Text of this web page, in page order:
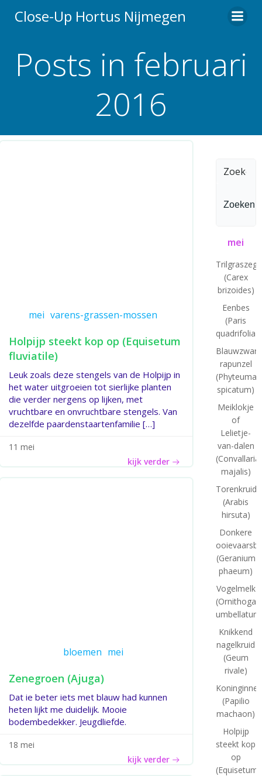
naar
Close-Up Hortus Nijmegen
Posts in februari
2016
mei varens-grassen-mossen
Holpijp steekt kop op (Equisetum
fluviatile)
Leuk zoals deze stengels van de Holpijp in
het water uitgroeien tot sierlijke planten
die verder nergens op lijken, met
vruchtbare en onvruchtbare stengels. Van
dezelfde paardenstaartenfamilie […]
11 mei
kijk verder
bloemen mei
Zenegroen (Ajuga)
Dat ie beter iets met blauw had kunnen
heten lijkt me duidelijk. Mooie
bodembedekker. Jeugdliefde.
18 mei
kijk verder
Zoeken
mei
(Carex
brizoides)
Eenbes
(Paris
quadrifolia)
rapunzel
(Phyteuma
spicatum)
Meiklokje
of
Lelietje-
van-dalen
(Convallaria
majalis)
Torenkruid
(Arabis
hirsuta)
Donkere
(Geranium
phaeum)
Vogelmelk
Knikkend
nagelkruid
(Geum
rivale)
(Papilio
machaon)
Holpijp
steekt kop
op
(Equisetum